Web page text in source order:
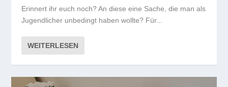
Erinnert ihr euch noch? An diese eine Sache, die man als
Jugendlicher unbedingt haben wollte? Für...
WEITERLESEN